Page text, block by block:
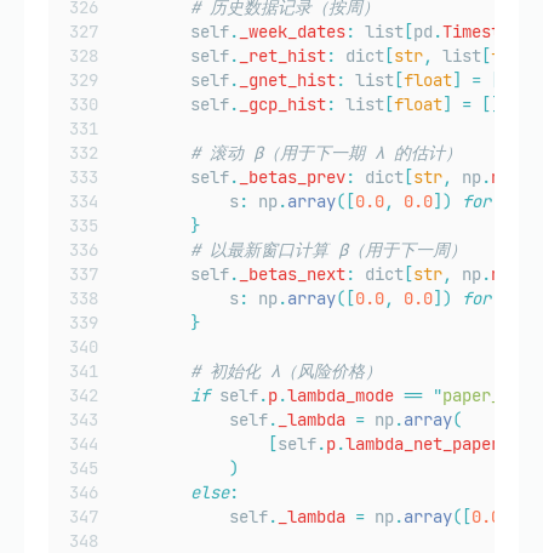
# 历史数据记录（按周）
        self
. _week_dates: list [pd .Timestamp
        self
. _ret_hist: dict [str, list [float
        self
. _gnet_hist: list [float] =
        self
. _gcp_hist: list [float] = []
# 滚动 β（用于下一期 λ 的估计）
        self
. _betas_prev: dict [str, np .
            s
: np .array([0.0, 0.0]) for s
}
# 以最新窗口计算 β（用于下一周）
        self
. _betas_next: dict [str, np .
            s
: np .array([0.0, 0.0]) for s
}
# 初始化 λ（风险价格）
if self.p.lambda_mode == "
            self
. _lambda = np .array(
[self.p.lambda_net_paper
)
else:
            self
. _lambda = np .array([0.0